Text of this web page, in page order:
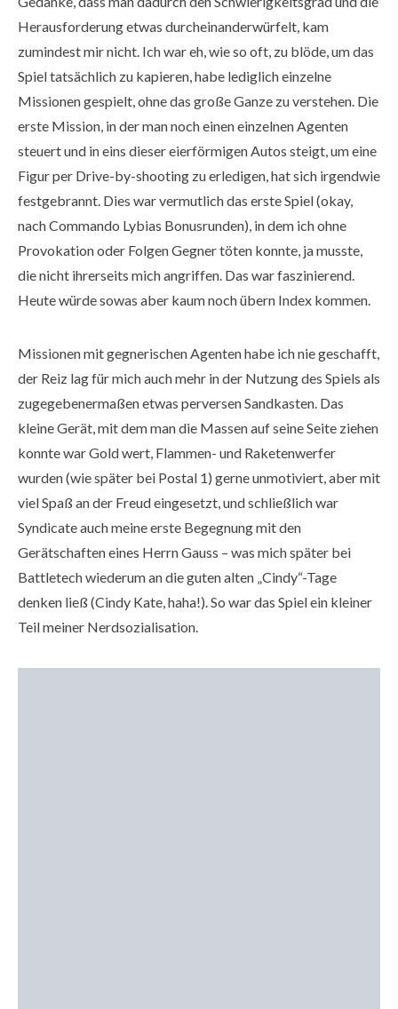
Herausforderung etwas durcheinanderwürfelt, kam
zumindest mir nicht. Ich war eh, wie so oft, zu blöde, um das
Spiel tatsächlich zu kapieren, habe lediglich einzelne
Missionen gespielt, ohne das große Ganze zu verstehen. Die
erste Mission, in der man noch einen einzelnen Agenten
steuert und in eins dieser eierförmigen Autos steigt, um eine
Figur per Drive-by-shooting zu erledigen, hat sich irgendwie
festgebrannt. Dies war vermutlich das erste Spiel (okay,
nach Commando Lybias Bonusrunden), in dem ich ohne
Provokation oder Folgen Gegner töten konnte, ja musste,
die nicht ihrerseits mich angriffen. Das war faszinierend.
Heute würde sowas aber kaum noch übern Index kommen.
Missionen mit gegnerischen Agenten habe ich nie geschafft,
der Reiz lag für mich auch mehr in der Nutzung des Spiels als
zugegebenermaßen etwas perversen Sandkasten. Das
kleine Gerät, mit dem man die Massen auf seine Seite ziehen
konnte war Gold wert, Flammen- und Raketenwerfer
wurden (wie später bei Postal 1) gerne unmotiviert, aber mit
viel Spaß an der Freud eingesetzt, und schließlich war
Syndicate auch meine erste Begegnung mit den
Gerätschaften eines Herrn Gauss – was mich später bei
Battletech wiederum an die guten alten „Cindy“-Tage
denken ließ (Cindy Kate, haha!). So war das Spiel ein kleiner
Teil meiner Nerdsozialisation.